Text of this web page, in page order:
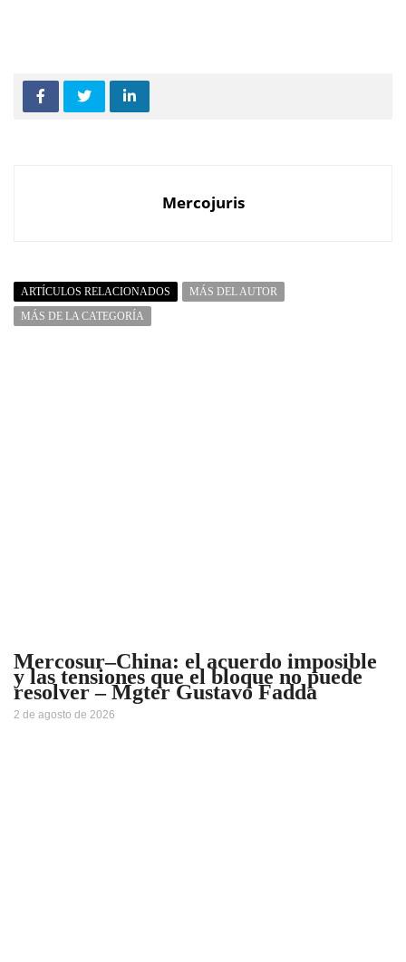
Mercojuris
ARTÍCULOS RELACIONADOS
MÁS DEL AUTOR
MÁS DE LA CATEGORÍA
Mercosur–China: el acuerdo imposible
y las tensiones que el bloque no puede
resolver – Mgter Gustavo Fadda
2 de agosto de 2026